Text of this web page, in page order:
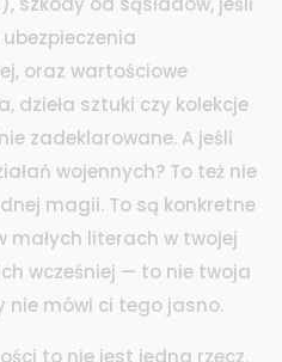
oraz wartościowe
dzieła sztuki czy kolekcje
zadeklarowane. A jeśli
wojennych? To też nie
magii. To są konkretne
małych literach w twojej
wcześniej — to nie twoja
nie mówi ci tego jasno.
to nie jest jedna rzecz.